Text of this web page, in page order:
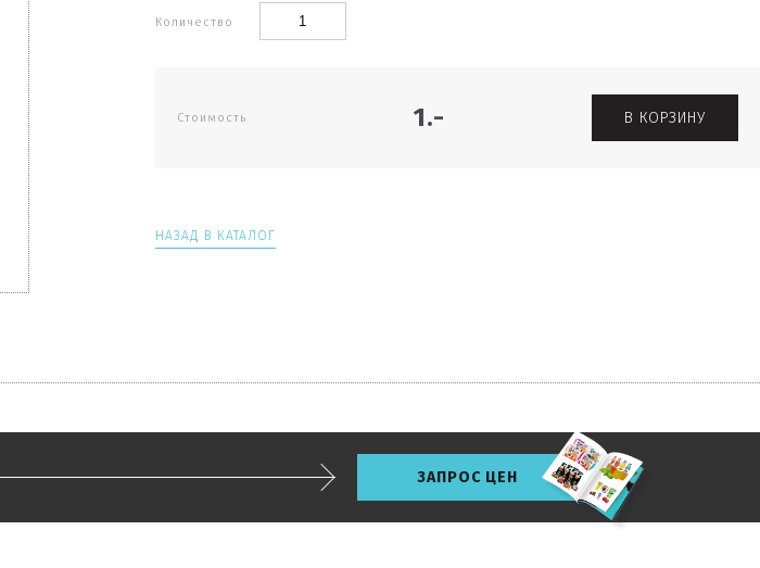
Количество
Стоимость 1.- В КОРЗИНУ
НАЗАД В КАТАЛОГ
ЗАПРОС ЦЕН